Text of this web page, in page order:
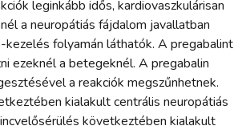
leginkább idős, kardiovaszkulárisan
a neuropátiás fájdalom javallatban
folyamán láthatók. A pregabalint
ezeknél a betegeknél. A pregabalin
a reakciók megszűnhetnek.
kialakult centrális neuropátiás
következtében kialakult